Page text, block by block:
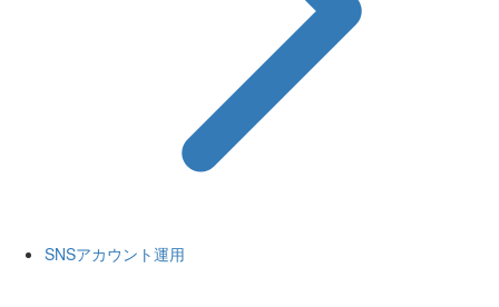
SNSアカウント運用